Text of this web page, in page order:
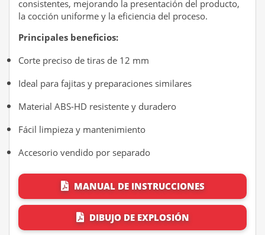
consistentes, mejorando la presentación del producto,
la cocción uniforme y la eficiencia del proceso.
Principales beneficios:
Corte preciso de tiras de 12 mm
Ideal para fajitas y preparaciones similares
Material ABS-HD resistente y duradero
Fácil limpieza y mantenimiento
Accesorio vendido por separado
MANUAL DE INSTRUCCIONES
DIBUJO DE EXPLOSIÓN